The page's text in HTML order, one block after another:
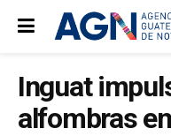
Inguat
alfombras